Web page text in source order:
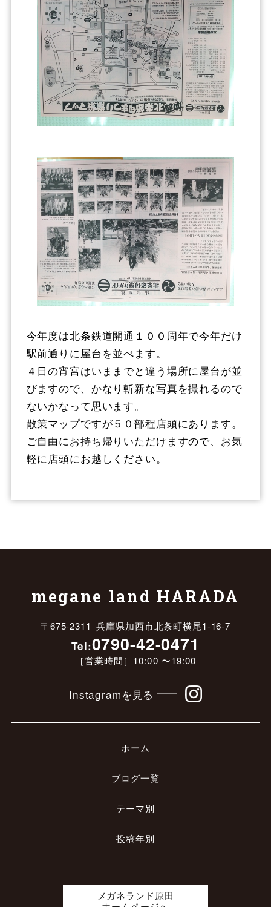
今年度は北条鉄道開通１００周年で今年だけ
駅前通りに屋台を並べます。
４日の宵宮はいままでと違う場所に屋台が並
びますので、かなり斬新な写真を撮れるので
ないかなって思います。
散策マップですが５０部程店頭にあります。
ご自由にお持ち帰りいただけますので、お気
軽に店頭にお越しください。
megane land HARADA
〒675-2311 兵庫県加西市北条町横尾1-16-7
Tel:0790-42-0471
［営業時間］10:00 〜19:00
Instagramを見る
ホーム
ブログ一覧
テーマ別
投稿年別
メガネランド原田